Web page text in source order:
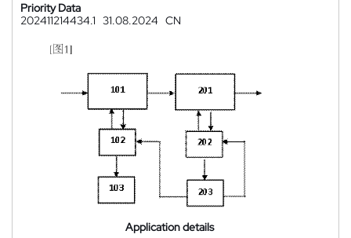
Priority Data
202411214434.1 31.08.2024 CN
Application details